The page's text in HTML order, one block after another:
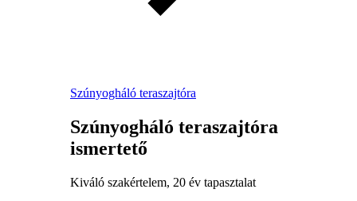
Szúnyogháló teraszajtóra
Szúnyogháló teraszajtóra
ismertető
Kiváló szakértelem, 20 év tapasztalat